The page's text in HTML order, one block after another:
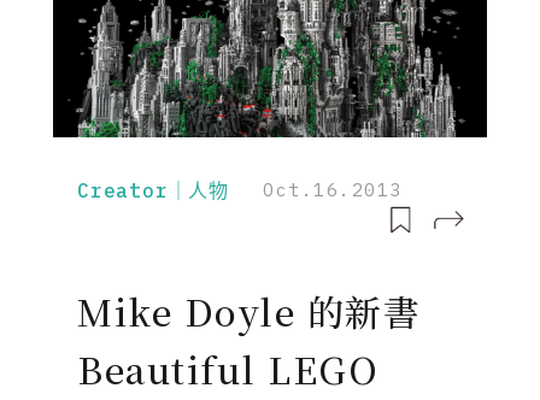
Creator｜人物 Oct.16.2013
Mike Doyle 的新書
Beautiful LEGO